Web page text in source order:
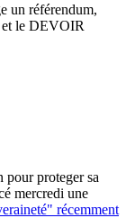
un référendum,
et le DEVOIR
proteger sa
mercredi une
récemment